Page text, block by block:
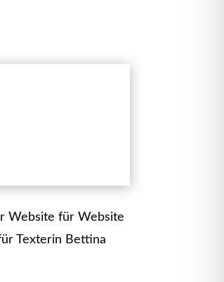
Website für Website
Texterin Bettina